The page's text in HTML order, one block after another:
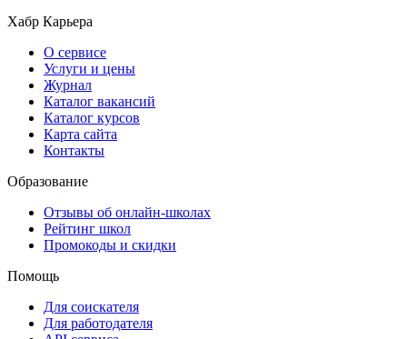
Хабр Карьера
О сервисе
Услуги и цены
Журнал
Каталог вакансий
Каталог курсов
Карта сайта
Контакты
Образование
Отзывы об онлайн-школах
Рейтинг школ
Промокоды и скидки
Помощь
Для соискателя
Для работодателя